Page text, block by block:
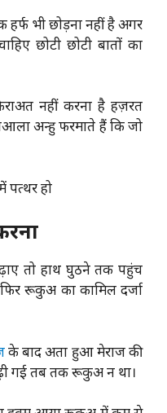
भी छोड़ना नहीं है अगर
छोटी छोटी बातों का
नहीं करना है हज़रत
अन्हु फरमाते हैं कि जो
हो
तो हाथ घुठने तक पहुंच
रूकुअ का कामिल दर्जा
के बाद अता हुआ मेराज की
गई तब तक रूकुअ न था।